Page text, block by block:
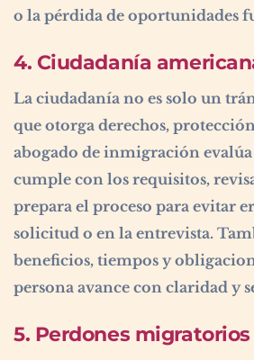
o la pérdida de oportunidades
4. Ciudadanía
La ciudadanía no es solo un
que otorga derechos,
abogado de inmigración evalúa
cumple con los requisitos,
prepara el proceso para evitar
solicitud o en la entrevista.
beneficios, tiempos y
persona avance con claridad y
5. Perdones migratorios